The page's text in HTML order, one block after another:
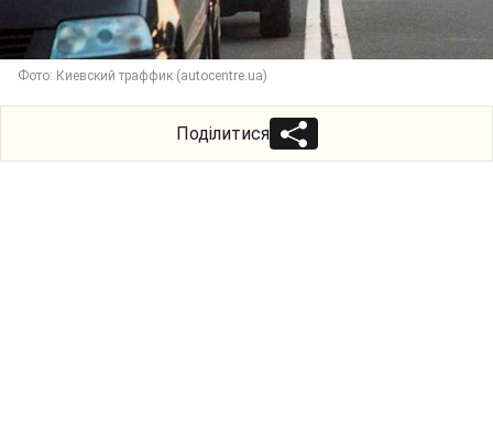
Фото: Киевский траффик (autocentre.ua)
Поділитися